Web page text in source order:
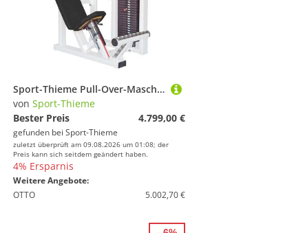
Sport-Thieme Pull-Over-Maschine "SQ", Ohne Lochblechverkleidung
von Sport-Thieme
Bester Preis
4.799,00 €
gefunden bei Sport-Thieme
zuletzt überprüft am 09.08.2026 um 01:08; der
Preis kann sich seitdem geändert haben.
4% Ersparnis
Weitere Angebote:
OTTO
5.002,70 €